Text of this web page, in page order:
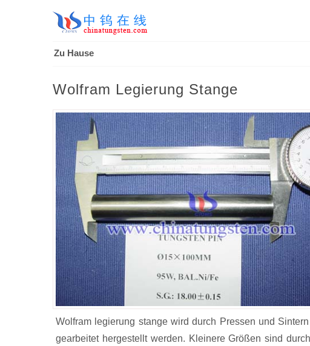
Zu Hause
Wolfram Legierung Stange
Wolfram legierung stange wird durch Pressen und
gearbeitet hergestellt werden. Kleinere Größen sind